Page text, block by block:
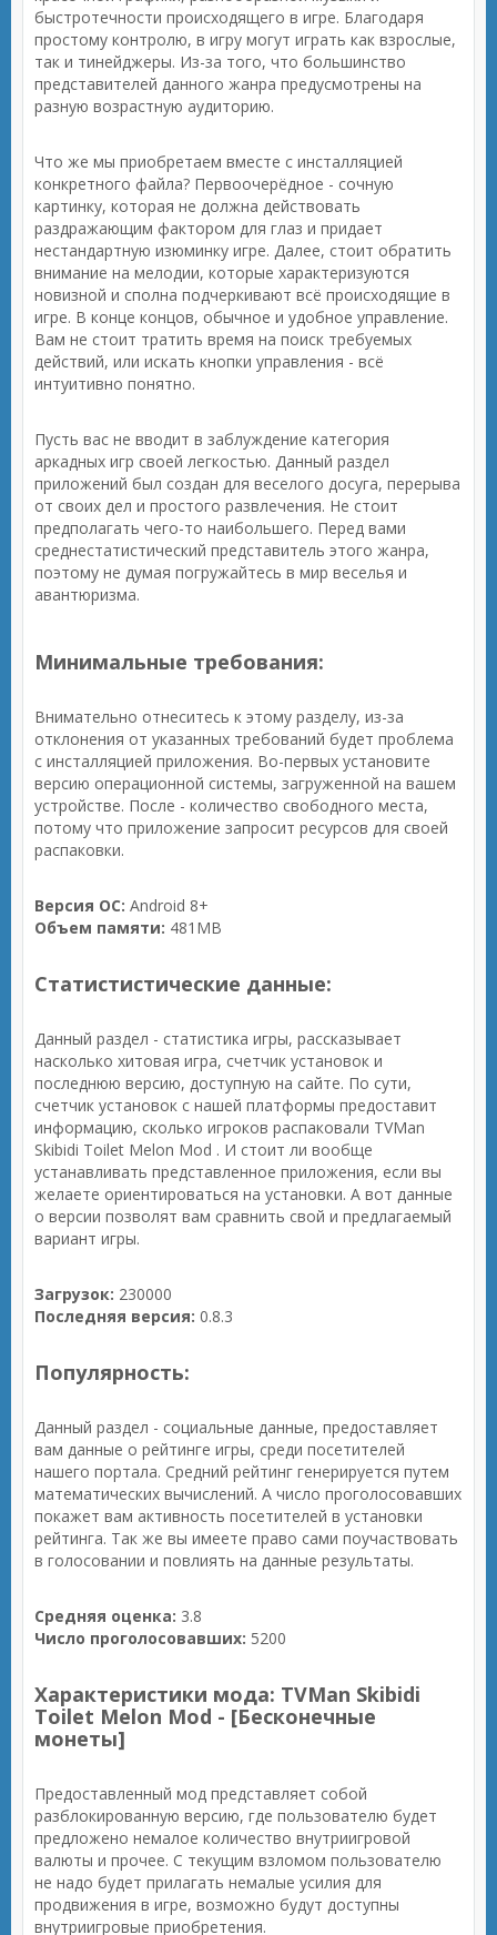
быстротечности происходящего в игре. Благодаря
простому контролю, в игру могут играть как взрослые,
так и тинейджеры. Из-за того, что большинство
представителей данного жанра предусмотрены на
разную возрастную аудиторию.
Что же мы приобретаем вместе с инсталляцией
конкретного файла? Первоочерёдное - сочную
картинку, которая не должна действовать
раздражающим фактором для глаз и придает
нестандартную изюминку игре. Далее, стоит обратить
внимание на мелодии, которые характеризуются
новизной и сполна подчеркивают всё происходящие в
игре. В конце концов, обычное и удобное управление.
Вам не стоит тратить время на поиск требуемых
действий, или искать кнопки управления - всё
интуитивно понятно.
Пусть вас не вводит в заблуждение категория
аркадных игр своей легкостью. Данный раздел
приложений был создан для веселого досуга, перерыва
от своих дел и простого развлечения. Не стоит
предполагать чего-то наибольшего. Перед вами
среднестатистический представитель этого жанра,
поэтому не думая погружайтесь в мир веселья и
авантюризма.
Минимальные требования:
Внимательно отнеситесь к этому разделу, из-за
отклонения от указанных требований будет проблема
с инсталляцией приложения. Во-первых установите
версию операционной системы, загруженной на вашем
устройстве. После - количество свободного места,
потому что приложение запросит ресурсов для своей
распаковки.
Версия ОС: Android 8+
Объем памяти: 481MB
Статистистические данные:
Данный раздел - статистика игры, рассказывает
насколько хитовая игра, счетчик установок и
последнюю версию, доступную на сайте. По сути,
счетчик установок с нашей платформы предоставит
информацию, сколько игроков распаковали TVMan
Skibidi Toilet Melon Mod . И стоит ли вообще
устанавливать представленное приложения, если вы
желаете ориентироваться на установки. А вот данные
о версии позволят вам сравнить свой и предлагаемый
вариант игры.
Загрузок: 230000
Последняя версия: 0.8.3
Популярность:
Данный раздел - социальные данные, предоставляет
вам данные о рейтинге игры, среди посетителей
нашего портала. Средний рейтинг генерируется путем
математических вычислений. А число проголосовавших
покажет вам активность посетителей в установки
рейтинга. Так же вы имеете право сами поучаствовать
в голосовании и повлиять на данные результаты.
Средняя оценка: 3.8
Число проголосовавших: 5200
Характеристики мода: TVMan Skibidi
Toilet Melon Mod - [Бесконечные
монеты]
Предоставленный мод представляет собой
разблокированную версию, где пользователю будет
предложено немалое количество внутриигровой
валюты и прочее. С текущим взломом пользователю
не надо будет прилагать немалые усилия для
продвижения в игре, возможно будут доступны
внутриигровые приобретения.